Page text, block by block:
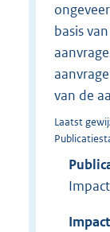
basis
van de
Laatst